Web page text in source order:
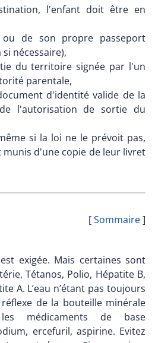
l'enfant doit être en
de son propre passeport
nécessaire),
du territoire signée par l'un
parentale,
d'identité valide de la
l'autorisation de sortie du
si la loi ne le prévoit pas,
d'une copie de leur livret
[Sommaire]
exigée. Mais certaines sont
Tétanos, Polio, Hépatite B,
A. L’eau n’étant pas toujours
de la bouteille minérale
médicaments de base
ercefuril, aspirine. Evitez